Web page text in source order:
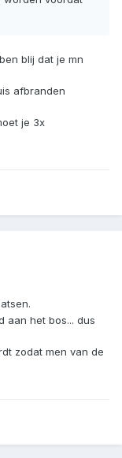
blij dat je mn
afbranden
je 3x
aan het bos... dus
zodat men van de